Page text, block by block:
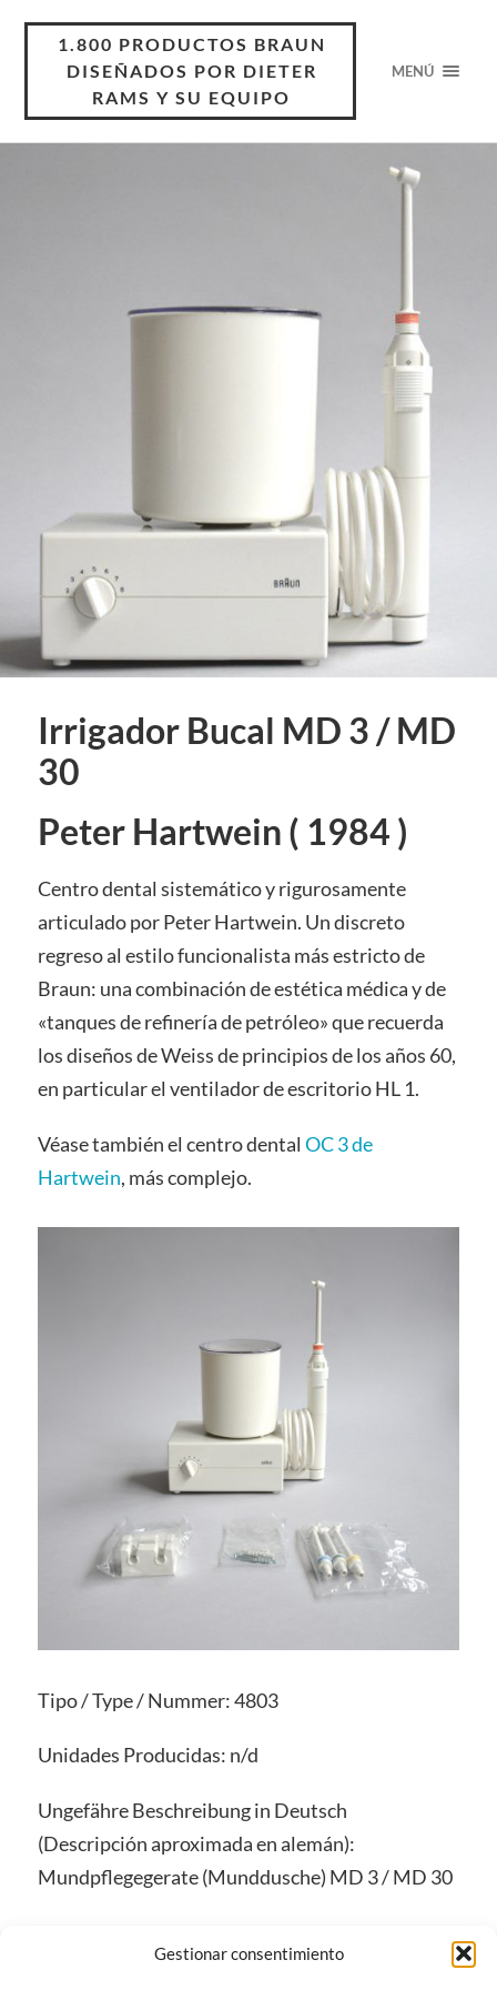
Gestionar consentimiento
1.800 PRODUCTOS BRAUN
DISEÑADOS POR DIETER
RAMS Y SU EQUIPO
MENÚ
Irrigador Bucal MD 3 / MD
30
Peter Hartwein ( 1984 )
Centro dental sistemático y rigurosamente
articulado por Peter Hartwein. Un discreto
regreso al estilo funcionalista más estricto de
Braun: una combinación de estética médica y de
«tanques de refinería de petróleo» que recuerda
los diseños de Weiss de principios de los años 60,
en particular el ventilador de escritorio HL 1.
Véase también el centro dental OC 3 de
Hartwein, más complejo.
Tipo / Type / Nummer: 4803
Unidades Producidas: n/d
Ungefähre Beschreibung in Deutsch
(Descripción aproximada en alemán):
Mundpflegegerate (Munddusche) MD 3 / MD 30